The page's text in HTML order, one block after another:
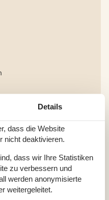
Details
dass die Website
nicht deaktivieren.
dass wir Ihre Statistiken
zu verbessern und
werden anonymisierte
weitergeleitet.